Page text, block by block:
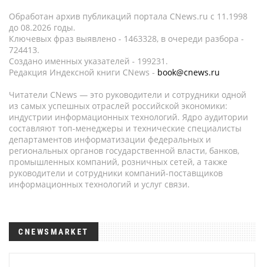
Обработан архив публикаций портала CNews.ru c 11.1998
до 08.2026 годы.
Ключевых фраз выявлено - 1463328, в очереди разбора -
724413.
Создано именных указателей - 199231.
Редакция Индексной книги CNews - book@cnews.ru
Читатели CNews — это руководители и сотрудники одной
из самых успешных отраслей российской экономики:
индустрии информационных технологий. Ядро аудитории
составляют топ-менеджеры и технические специалисты
департаментов информатизации федеральных и
региональных органов государственной власти, банков,
промышленных компаний, розничных сетей, а также
руководители и сотрудники компаний-поставщиков
информационных технологий и услуг связи.
CNEWSMARKET